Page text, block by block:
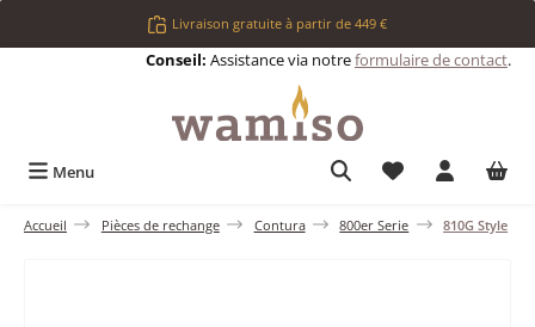
Passer au contenu principalLivraison gratuite à partir de 449 €
Conseil: Assistance via notreformulaire de contact.
Menu Vous avez 0
Accueil Pièces de rechange Contura 800er Serie 810G Style